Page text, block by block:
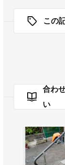
この
合わ
い